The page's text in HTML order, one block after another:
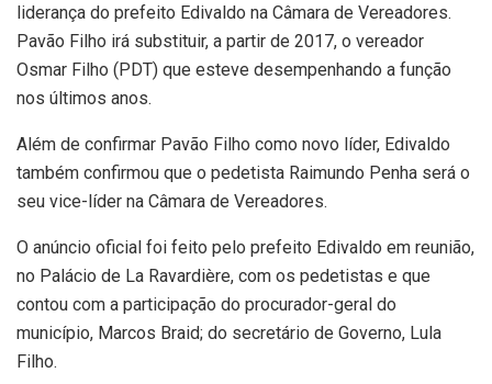
liderança do prefeito Edivaldo na Câmara de Vereadores.
Pavão Filho irá substituir, a partir de 2017, o vereador
Osmar Filho (PDT) que esteve desempenhando a função
nos últimos anos.
Além de confirmar Pavão Filho como novo líder, Edivaldo
também confirmou que o pedetista Raimundo Penha será o
seu vice-líder na Câmara de Vereadores.
O anúncio oficial foi feito pelo prefeito Edivaldo em reunião,
no Palácio de La Ravardière, com os pedetistas e que
contou com a participação do procurador-geral do
município, Marcos Braid; do secretário de Governo, Lula
Filho.